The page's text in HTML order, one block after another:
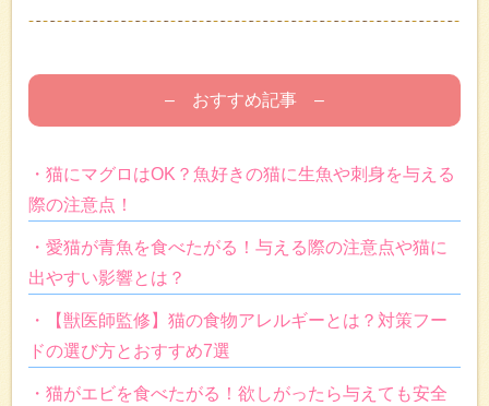
– おすすめ記事 –
・猫にマグロはOK？魚好きの猫に生魚や刺身を与える
際の注意点！
・愛猫が青魚を食べたがる！与える際の注意点や猫に
出やすい影響とは？
・【獣医師監修】猫の食物アレルギーとは？対策フー
ドの選び方とおすすめ7選
・猫がエビを食べたがる！欲しがったら与えても安全